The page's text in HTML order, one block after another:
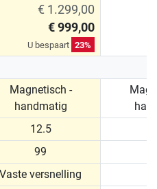
€ 1.299,00
€ 999,00
U bespaart 23%
Magnetisch -
handmatig
12.5
99
Vaste versnelling